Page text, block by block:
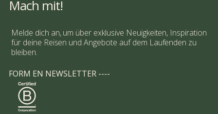
Mach mit!
Melde dich an, um über exklusive Neuigkeiten, Inspiration
für deine Reisen und Angebote auf dem Laufenden zu
bleiben.
FORM EN NEWSLETTER ----